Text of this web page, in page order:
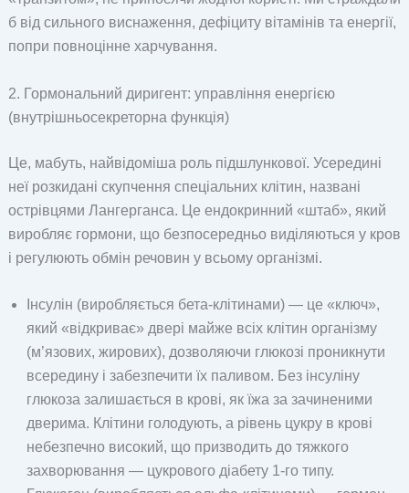
б від сильного виснаження, дефіциту вітамінів та енергії,
попри повноцінне харчування.
2. Гормональний диригент: управління енергією
(внутрішньосекреторна функція)
Це, мабуть, найвідоміша роль підшлункової. Усередині
неї розкидані скупчення спеціальних клітин, названі
острівцями Лангерганса. Це ендокринний «штаб», який
виробляє гормони, що безпосередньо виділяються у кров
і регулюють обмін речовин у всьому організмі.
Інсулін (виробляється бета-клітинами) — це «ключ»,
який «відкриває» двері майже всіх клітин організму
(м’язових, жирових), дозволяючи глюкозі проникнути
всередину і забезпечити їх паливом. Без інсуліну
глюкоза залишається в крові, як їжа за зачиненими
дверима. Клітини голодують, а рівень цукру в крові
небезпечно високий, що призводить до тяжкого
захворювання — цукрового діабету 1-го типу.